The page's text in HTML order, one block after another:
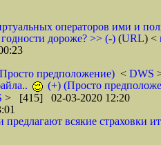
операторов ими и
дороже? >> (-) (URL) <
предположение) < DWS
(+) (Просто
> [415] 02-03-2020 12:20
всякие страховки